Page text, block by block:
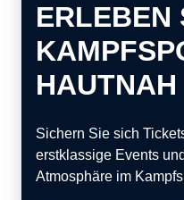
ERLEBEN
HAUTNAH
Sichern Sie sich
erstklassige Events
Atmosphäre im